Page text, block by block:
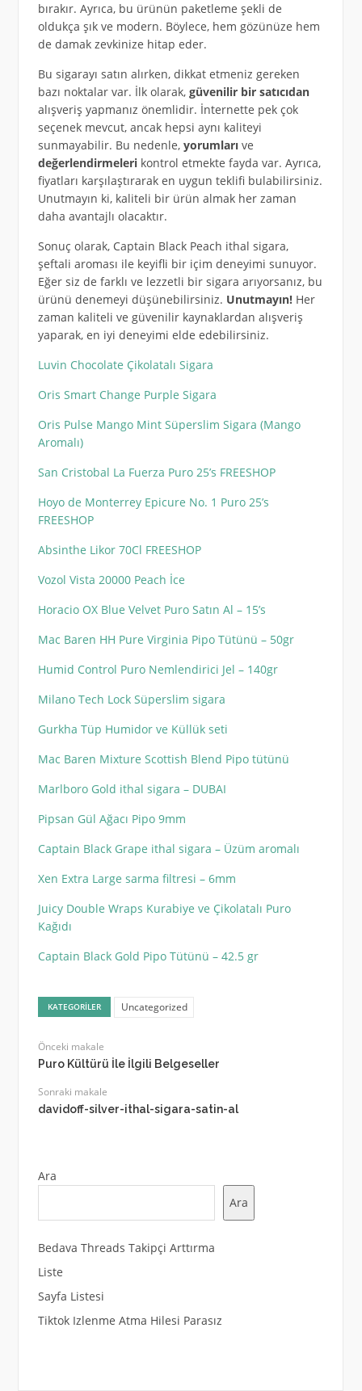
bırakır. Ayrıca, bu ürünün paketleme şekli de
oldukça şık ve modern. Böylece, hem gözünüze hem
de damak zevkinize hitap eder.
Bu sigarayı satın alırken, dikkat etmeniz gereken
bazı noktalar var. İlk olarak, güvenilir bir satıcıdan
alışveriş yapmanız önemlidir. İnternette pek çok
seçenek mevcut, ancak hepsi aynı kaliteyi
sunmayabilir. Bu nedenle, yorumlarıve
değerlendirmelerikontrol etmekte fayda var. Ayrıca,
fiyatları karşılaştırarak en uygun teklifi bulabilirsiniz.
Unutmayın ki, kaliteli bir ürün almak her zaman
daha avantajlı olacaktır.
Sonuç olarak, Captain Black Peach ithal sigara,
şeftali aroması ile keyifli bir içim deneyimi sunuyor.
Eğer siz de farklı ve lezzetli bir sigara arıyorsanız, bu
ürünü denemeyi düşünebilirsiniz. Unutmayın!Her
zaman kaliteli ve güvenilir kaynaklardan alışveriş
yaparak, en iyi deneyimi elde edebilirsiniz.
Luvin Chocolate Çikolatalı Sigara
Oris Smart Change Purple Sigara
Oris Pulse Mango Mint Süperslim Sigara (Mango
Aromalı)
San Cristobal La Fuerza Puro 25’s FREESHOP
Hoyo de Monterrey Epicure No. 1 Puro 25’s
FREESHOP
Absinthe Likor 70Cl FREESHOP
Vozol Vista 20000 Peach İce
Horacio OX Blue Velvet Puro Satın Al – 15’s
Mac Baren HH Pure Virginia Pipo Tütünü – 50gr
Humid Control Puro Nemlendirici Jel – 140gr
Milano Tech Lock Süperslim sigara
Gurkha Tüp Humidor ve Küllük seti
Mac Baren Mixture Scottish Blend Pipo tütünü
Marlboro Gold ithal sigara – DUBAI
Pipsan Gül Ağacı Pipo 9mm
Captain Black Grape ithal sigara – Üzüm aromalı
Xen Extra Large sarma filtresi – 6mm
Juicy Double Wraps Kurabiye ve Çikolatalı Puro
Kağıdı
Captain Black Gold Pipo Tütünü – 42.5 gr
KATEGORILER Uncategorized
Önceki makale
Puro Kültürü İle İlgili Belgeseller
Sonraki makale
davidoff-silver-ithal-sigara-satin-al
Ara
Ara
Bedava Threads Takipçi Arttırma
Liste
Sayfa Listesi
Tiktok Izlenme Atma Hilesi Parasız